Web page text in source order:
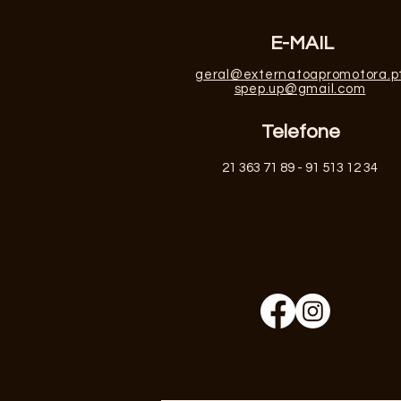
E-MAIL
geral
spep.up@gmail.com
Telefone
21 363 71 89 - 91 513 12 34